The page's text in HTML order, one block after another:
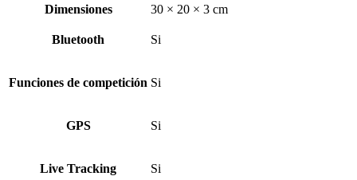
Dimensiones
30 × 20 × 3 cm
Bluetooth Si
Funciones de competición Si
GPS Si
Live Tracking Si